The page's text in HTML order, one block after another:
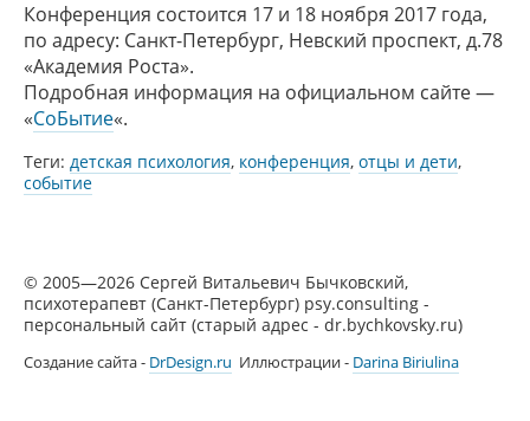
Конференция состоится 17 и 18 ноября 2017 года,
по адресу: Санкт-Петербург, Невский проспект, д.78
«Академия Роста».
Подробная информация на официальном сайте —
«СоБытие«.
Теги: детская психология, конференция, отцы и дети,
событие
© 2005—2026 Сергей Витальевич Бычковский,
психотерапевт (Санкт-Петербург) psy.consulting -
персональный сайт (старый адрес - dr.bychkovsky.ru)
Создание сайта - DrDesign.ru Иллюстрации - Darina Biriulina